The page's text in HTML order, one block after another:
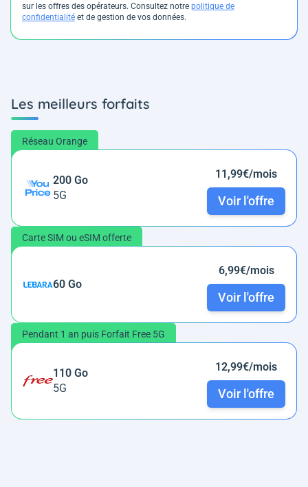
sur les offres des opérateurs. Consultez notre politique de
confidentialité et de gestion de vos données.
Les meilleurs forfaits
Réseau Orange
200 Go
5G
11,99€/mois
Voir l'offre
Carte SIM ou eSIM offerte
60 Go
6,99€/mois
Voir l'offre
Pendant 1 an puis Forfait Free 5G
110 Go
5G
12,99€/mois
Voir l'offre